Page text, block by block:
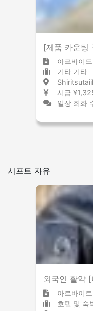
[제품 카운팅
아르바이트
기타 기타
Shiritsutaiikukan Mae /
시급
일상 회화
시프트 자유
외국인 활약
아르바이트
호텔 및 숙